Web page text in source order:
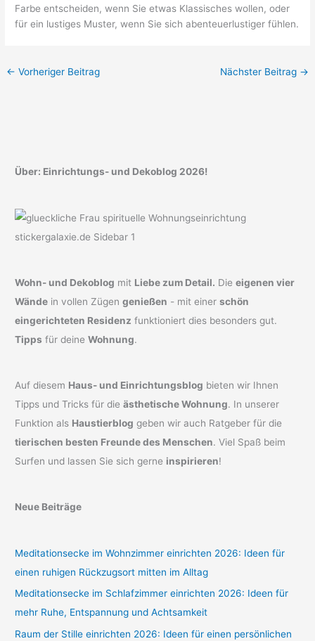
Farbe entscheiden, wenn Sie etwas Klassisches wollen, oder
für ein lustiges Muster, wenn Sie sich abenteuerlustiger fühlen.
← Vorheriger Beitrag Nächster Beitrag →
Über: Einrichtungs- und Dekoblog 2026!
Wohn- und Dekoblog mit Liebe zum Detail. Dieeigenen vier
Wände in vollen Zügengenießen - mit einerschön
eingerichteten Residenz funktioniert dies besonders gut.
Tipps für deineWohnung.
Auf diesem Haus- und Einrichtungsblog bieten wir Ihnen
Tipps und Tricks für dieästhetische Wohnung. In unserer
Funktion als Haustierblog geben wir auch Ratgeber für die
tierischen besten Freunde des Menschen. Viel Spaß beim
Surfen und lassen Sie sich gerne inspirieren!
Neue Beiträge
Meditationsecke im Wohnzimmer einrichten 2026: Ideen für
einen ruhigen Rückzugsort mitten im Alltag
Meditationsecke im Schlafzimmer einrichten 2026: Ideen für
mehr Ruhe, Entspannung und Achtsamkeit
Raum der Stille einrichten 2026: Ideen für einen persönlichen